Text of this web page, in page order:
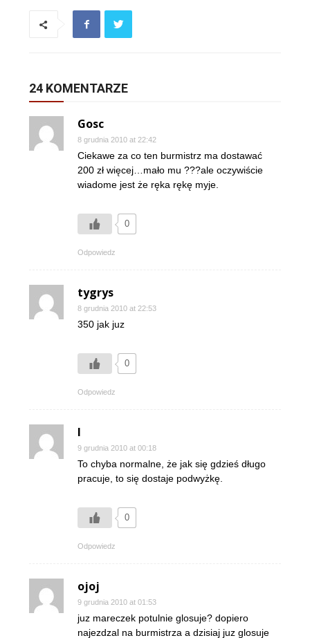
24 KOMENTARZE
Gosc
8 grudnia 2010 at 22:42
Ciekawe za co ten burmistrz ma dostawać
200 zł więcej…mało mu ???ale oczywiście
wiadome jest że ręka rękę myje.
0
Odpowiedz
tygrys
8 grudnia 2010 at 22:53
350 jak juz
0
Odpowiedz
I
9 grudnia 2010 at 00:18
To chyba normalne, że jak się gdzieś długo
pracuje, to się dostaje podwyżkę.
0
Odpowiedz
ojoj
9 grudnia 2010 at 01:53
juz mareczek potulnie glosuje? dopiero
najezdzal na burmistrza a dzisiaj juz glosuje